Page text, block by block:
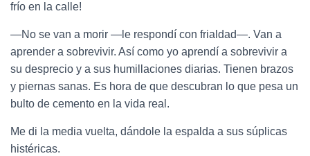
frío en la calle!
—No se van a morir —le respondí con frialdad—. Van a
aprender a sobrevivir. Así como yo aprendí a sobrevivir a
su desprecio y a sus humillaciones diarias. Tienen brazos
y piernas sanas. Es hora de que descubran lo que pesa un
bulto de cemento en la vida real.
Me di la media vuelta, dándole la espalda a sus súplicas
histéricas.